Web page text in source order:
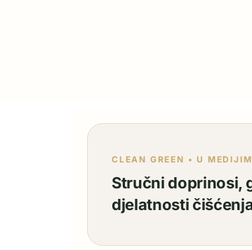
CLEAN GREEN • U
Stručni doprinosi,
djelatnosti